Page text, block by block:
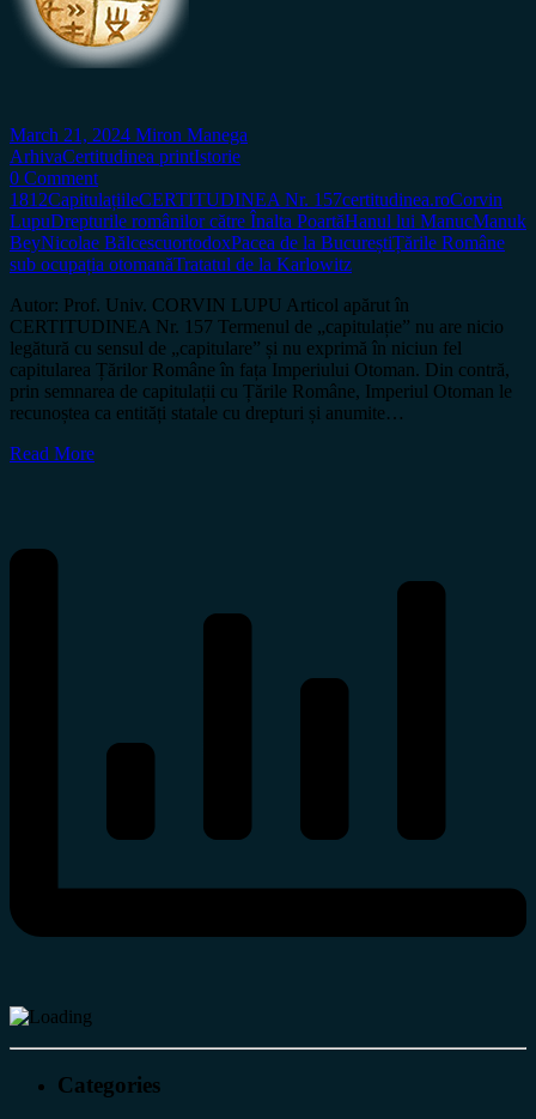
March 21, 2024 Miron Manega
ArhivaCertitudinea printIstorie
0 Comment
1812CapitulațiileCERTITUDINEA Nr. 157certitudinea.roCorvin
LupuDrepturile românilor către Înalta PoartăHanul lui ManucManuk
BeyNicolae BălcescuortodoxPacea de la BucureștiȚările Române
sub ocupația otomanăTratatul de la Karlowitz
Autor: Prof. Univ. CORVIN LUPU Articol apărut în
CERTITUDINEA Nr. 157 Termenul de „capitulație” nu are nicio
legătură cu sensul de „capitulare” și nu exprimă în niciun fel
capitularea Țărilor Române în fața Imperiului Otoman. Din contră,
prin semnarea de capitulații cu Țările Române, Imperiul Otoman le
recunoștea ca entități statale cu drepturi și anumite…
Read More
Categories